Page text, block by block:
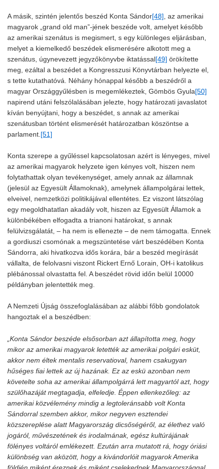
A másik, szintén jelentős beszéd Konta Sándor[48] , az amerikai
magyarok „grand old man”-jének beszéde volt, amelyet később
az amerikai szenátus is megismert, s egy különleges eljárásban,
melyet a kiemelkedő beszédek elismerésére alkotott meg a
szenátus, úgynevezett jegyzőkönyvbe iktatással[49] örökítette
meg, ezáltal a beszédet a Kongresszusi Könyvtárban helyezte el,
s tette kutathatóvá. Néhány hónappal később a beszédről a
magyar Országgyűlésben is megemlékeztek, Gömbös Gyula[50]
napirend utáni felszólalásában jelezte, hogy határozati javaslatot
kíván benyújtani, hogy a beszédet, s annak az amerikai
szenátusban történt elismerését határozatban köszöntse a
parlament. [51]
Konta szerepe a gyűléssel kapcsolatosan azért is lényeges, mivel
az amerikai magyarok helyzete igen kényes volt, hiszen nem
folytathattak olyan tevékenységet, amely annak az államnak
(jelesül az Egyesült Államoknak), amelynek állampolgárai lettek,
elveivel, nemzetközi politikájával ellentétes. Ez viszont látszólag
egy megoldhatatlan akadály volt, hiszen az Egyesült Államok a
különbékében elfogadta a trianoni határokat, s annak
felülvizsgálatát, – ha nem is ellenezte – de nem támogatta. Ennek
a gordiuszi csomónak a megszüntetése várt beszédében Konta
Sándorra, aki hivatkozva idős korára, bár a beszéd megírását
vállalta, de felolvasni viszont Rickert Ernő Lorain, OH-i katolikus
plébánossal olvastatta fel. A beszédet rövid időn belül 10000
példányban jelentették meg.
A Nemzeti Újság összefoglalásában az alábbi főbb gondolatok
hangoztak el a beszédben:
„Konta Sándor beszéde elsősorban azt állapította meg, hogy
mikor az amerikai magyarok letették az amerikai polgári esküt,
akkor nem éltek mentalis reservatioval, hanem csakugyan
hűséges fiai lettek az új hazának. Ez az eskü azonban nem
követelte soha az amerikai állampolgárrá lett magyartól azt, hogy
szülőhazáját megtagadja, elfeledje. Éppen ellenkezőleg: az
amerikai közvélemény mindig a legtoleránsabb volt Konta
Sándorral szemben akkor, mikor negyven esztendei
közszereplése alatt Magyarország dicsőségéről, az élethez való
jogáról, művészetének és irodalmának, egész kultúrájának
fölényes voltáról emlékezett. Ezután arra mutatott rá, hogy óriási
különbség van aközött, hogy a kivándorlóit magyarok Amerika